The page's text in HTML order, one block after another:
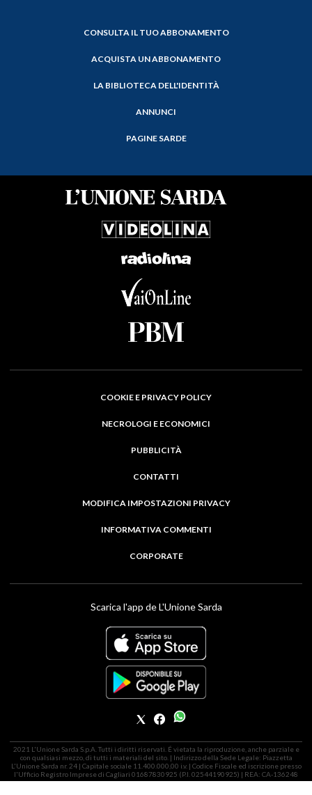
CONSULTA IL TUO ABBONAMENTO
ACQUISTA UN ABBONAMENTO
LA BIBLIOTECA DELL'IDENTITÀ
ANNUNCI
PAGINE SARDE
COOKIE E PRIVACY POLICY
NECROLOGI E ECONOMICI
PUBBLICITÀ
CONTATTI
MODIFICA IMPOSTAZIONI PRIVACY
INFORMATIVA COMMENTI
CORPORATE
Scarica l'app de L'Unione Sarda
2021 L'Unione Sarda S.p.A. Tutti i diritti riservati. É vietata la riproduzione, anche parziale e
con qualsiasi mezzo, di tutti i materiali del sito. | Indirizzo della Sede Legale: Piazzetta
L'Unione Sarda nr. 24 | Capitale sociale 11.400.000,00 i.v. | Codice Fiscale ed iscrizione presso
l'Ufficio Registro Imprese di Cagliari 01687830925 (P.I. 02544190925) | REA: CA-136248